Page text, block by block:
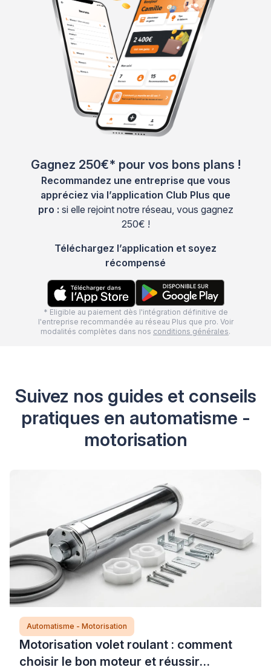
Gagnez 250€* pour vos bons plans !
Recommandez une entreprise que vous
appréciez via l’application Club Plus que
pro : si elle rejoint notre réseau, vous gagnez
250€ !
Téléchargez l’application et soyez
récompensé
* Eligible au paiement dès l'intégration définitive de
l'entreprise recommandée au réseau Plus que pro. Voir
modalités complètes dans nos conditions générales.
Suivez nos guides et conseils
pratiques en automatisme -
motorisation
Automatisme - Motorisation
Motorisation volet roulant : comment
choisir le bon moteur et réussir